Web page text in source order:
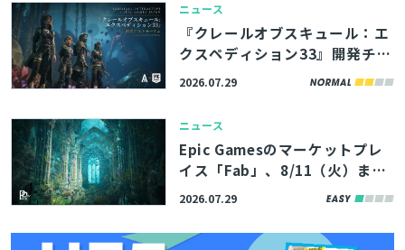
マンス最適化解説など
ニュース
『クレールオブスキュール：エ
クスペディション33』開発チー
ムの講演資料4本が公開。シー
ント
2026.07.29
ニュース
Epic Gamesのマーケットプレ
イス「Fab」、8/11（火）まで
の期間限定で無料コンテンツを
イメージした環境アセットなど
2026.07.29
とじる
検索